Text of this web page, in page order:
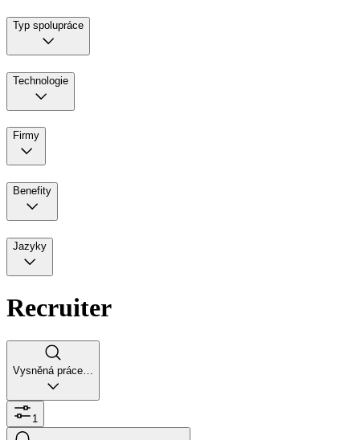
Typ spolupráce
Technologie
Firmy
Benefity
Jazyky
Recruiter
Vysněná práce…
1